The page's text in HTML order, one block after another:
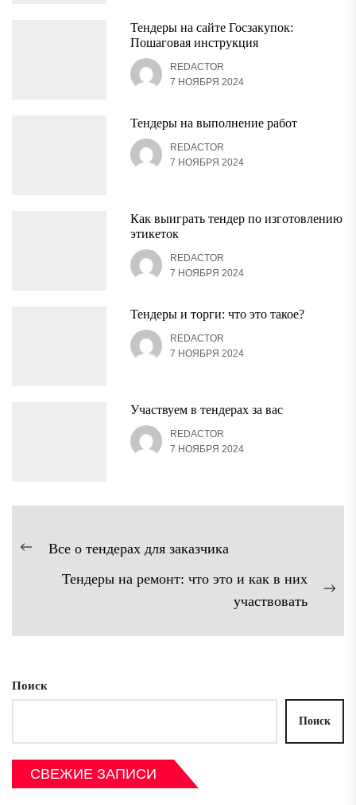
Тендеры на сайте Госзакупок:
Пошаговая инструкция
REDACTOR
7 НОЯБРЯ 2024
Тендеры на выполнение работ
REDACTOR
7 НОЯБРЯ 2024
Как выиграть тендер по изготовлению
этикеток
REDACTOR
7 НОЯБРЯ 2024
Тендеры и торги: что это такое?
REDACTOR
7 НОЯБРЯ 2024
Участвуем в тендерах за вас
REDACTOR
7 НОЯБРЯ 2024
Навигация
записям
Предыдущая
запись:
Все о тендерах для заказчика
Тендеры на ремонт: что это и как в них
участвовать
Поиск
Поиск
СВЕЖИЕ ЗАПИСИ